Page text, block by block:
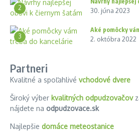
2 30. júna 2023
3
Aké pomôcky
2. októbra 2022
Partneri
Kvalitné a spoľahlivé vchodové dvere
Široký výber kvalitných odpudzovačov
nájdete na odpudzovace.sk
Najlepšie domáce meteostanice